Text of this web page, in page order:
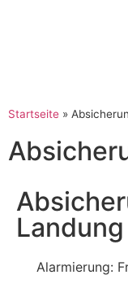
Startseite »
Landung
Alarmierung: